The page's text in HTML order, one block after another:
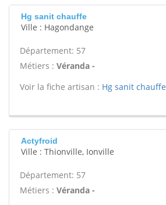
Hg sanit chauffe
Ville : Hagondange
Département: 57
Métiers : Véranda -
Voir la fiche artisan : Hg sanit chauffe
Actyfroid
Ville : Thionville, Ionville
Département: 57
Métiers : Véranda -